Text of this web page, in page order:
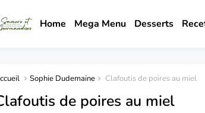
Home Mega Menu Desserts
Sophie Dudemaine Clafoutis de poires au miel
de poires au miel